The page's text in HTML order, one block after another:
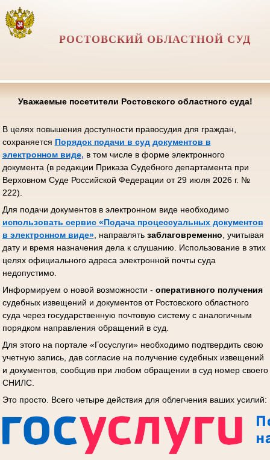
РОСТОВСКИЙ ОБЛАСТНОЙ СУД
Уважаемые посетители Ростовского областного суда!
В целях повышения доступности правосудия для граждан,
сохраняется Порядок подачи в суд документов в
электронном виде, в том числе в форме электронного
документа (в редакции Приказа Судебного департамента при
Верховном Суде Российской Федерации от 29 июля 2026 г. №
222).
Для подачи документов в электронном виде необходимо
использовать сервис «Подача процессуальных документов
в электронном виде», направлять заблаговременно , учитывая
дату и время назначения дела к слушанию. Использование в этих
целях официального адреса электронной почты суда
недопустимо.
Информируем о новой возможности - оперативного получения
судебных извещений и документов от Ростовского областного
суда через государственную почтовую систему с аналогичным
порядком направления обращений в суд.
Для этого на портале «Госуслуги» необходимо подтвердить свою
учетную запись, дав согласие на получение судебных извещений
и документов, сообщив при любом обращении в суд номер своего
СНИЛС.
Это просто. Всего четыре действия для облегчения ваших усилий: